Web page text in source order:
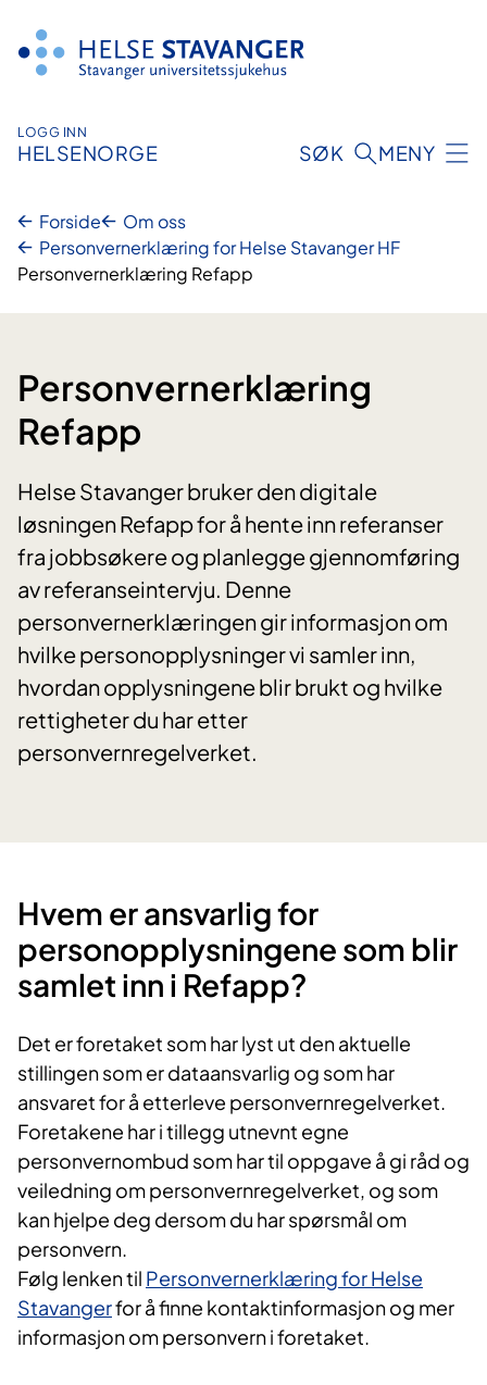
innhold
LOGG INN
HELSENORGE SØK MENY
Forside
Om oss
Personvernerklæring for Helse Stavanger HF
Personvernerklæring Refapp
Personvernerklæring
Refapp
Helse Stavanger bruker den digitale
løsningen Refapp for å hente inn referanser
fra jobbsøkere og planlegge gjennomføring
av referanseintervju. Denne
personvernerklæringen gir informasjon om
hvilke personopplysninger vi samler inn,
hvordan opplysningene blir brukt og hvilke
rettigheter du har etter
personvernregelverket.
Hvem er ansvarlig for
personopplysningene som blir
samlet inn i Refapp?
Det er foretaket som har lyst ut den aktuelle
stillingen som er dataansvarlig og som har
ansvaret for å etterleve personvernregelverket.
Foretakene har i tillegg utnevnt egne
personvernombud som har til oppgave å gi råd og
veiledning om personvernregelverket, og som
kan hjelpe deg dersom du har spørsmål om
personvern.
Følg lenken til Personvernerklæring for Helse
Stavangerfor å finne kontaktinformasjon og mer
informasjon om personvern i foretaket.